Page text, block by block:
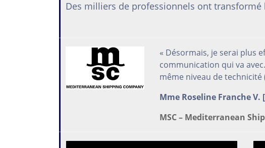
Des milliers de professionnels ont
« Désormais, je serai plus
communication qui va
même niveau de
Mme Roseline Franche V. [
MSC – Mediterranean